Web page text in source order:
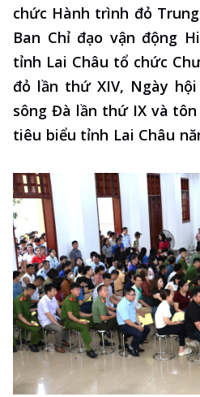
chức Hành trình đỏ
Ban Chỉ đạo vận động
tỉnh Lai Châu tổ chức
đỏ lần thứ XIV, Ngày
sông Đà lần thứ IX và
tiêu biểu tỉnh Lai Châu